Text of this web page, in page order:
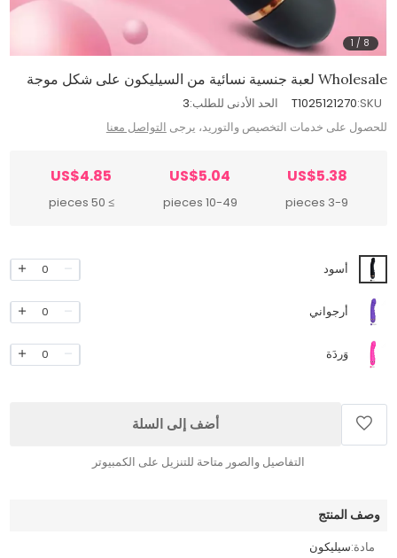
1 / 8
Wholesale لعبة جنسية نسائية من السيليكون على شكل موجة
SKU:
T1025121270 الحد الأدنى للطلب:3
للحصول على خدمات التخصيص والتوريد، يرجى التواصل معنا
US$5.38
3-9 pieces
US$5.04
10-49 pieces
US$4.85
≥ 50 pieces
أسود 0
أرجواني 0
وَردَة 0
أضف إلى السلة
التفاصيل والصور متاحة للتنزيل على الكمبيوتر
وصف المنتج
مادة:سيليكون